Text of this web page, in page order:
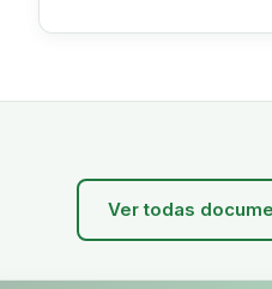
Ver todas